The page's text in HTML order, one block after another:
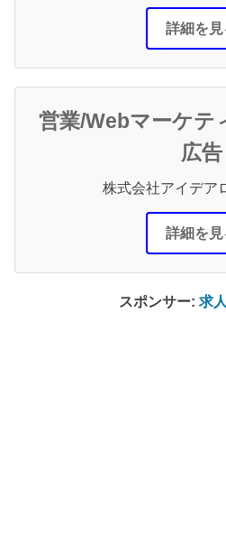
詳細を見
営業/Webマーケテ
広告
株式会社アイデア
詳細を見
スポンサー: 求